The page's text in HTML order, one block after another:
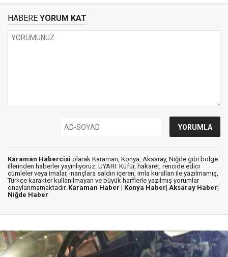
HABERE YORUM KAT
Karaman Habercisi olarak Karaman, Konya, Aksaray, Niğde gibi bölge
illerinden haberler yayınlıyoruz. UYARI: Küfür, hakaret, rencide edici
cümleler veya imalar, inançlara saldırı içeren, imla kuralları ile yazılmamış,
Türkçe karakter kullanılmayan ve büyük harflerle yazılmış yorumlar
onaylanmamaktadır. Karaman Haber | Konya Haber| Aksaray Haber|
Niğde Haber